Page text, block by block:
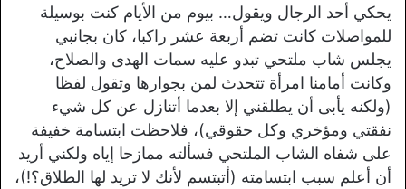
يحكي أحد الرجال ويقول… بيوم من الأيام كنت بوسيلة
للمواصلات كانت تضم أربعة عشر راكبا، كان بجانبي
يجلس شاب ملتحي تبدو عليه سمات الهدى والصلاح،
وكانت أمامنا امرأة تتحدث لمن بجوارها وتقول لفظا
(ولكنه يأبى أن يطلقني إلا بعدما أتنازل عن كل شيء
نفقتي ومؤخري وكل حقوقي)، فلاحظت ابتسامة خفيفة
على شفاه الشاب الملتحي فسألته ممازحا إياه ولكني أريد
أن أعلم سبب ابتسامته (أتبتسم لأنك لا تريد لها الطلاق؟!)،